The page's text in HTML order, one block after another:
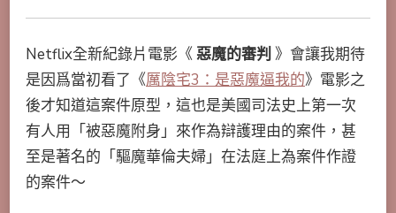
Netflix全新紀錄片電影《惡魔的審判》會讓我期待
是因爲當初看了《厲陰宅3：是惡魔逼我的》電影之
後才知道這案件原型，這也是美國司法史上第一次
有人用「被惡魔附身」來作為辯護理由的案件，甚
至是著名的「驅魔華倫夫婦」在法庭上為案件作證
的案件～